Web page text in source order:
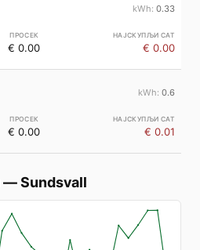
0.33
€ 0.00 € 0.00
0.6
€ 0.00 € 0.01
—Sundsvall